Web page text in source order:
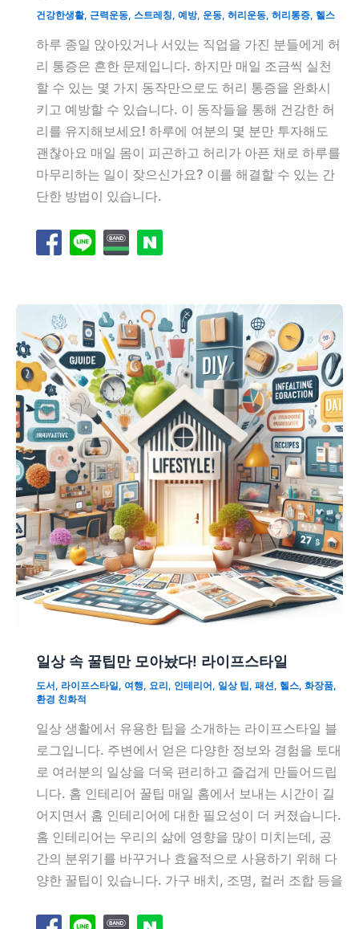
건강한생활, 근력운동, 스트레칭, 예방, 운동, 허리운동, 허리통증, 헬스
하루 종일 앉아있거나 서있는 직업을 가진 분들에게 허
리 통증은 흔한 문제입니다. 하지만 매일 조금씩 실천
할 수 있는 몇 가지 동작만으로도 허리 통증을 완화시
키고 예방할 수 있습니다. 이 동작들을 통해 건강한 허
리를 유지해보세요! 하루에 여분의 몇 분만 투자해도
괜찮아요 매일 몸이 피곤하고 허리가 아픈 채로 하루를
마무리하는 일이 잦으신가요? 이를 해결할 수 있는 간
단한 방법이 있습니다.
일상 속 꿀팁만 모아놨다! 라이프스타일
도서, 라이프스타일, 여행, 요리, 인테리어, 일상 팁, 패션, 헬스, 화장품,
환경 친화적
일상 생활에서 유용한 팁을 소개하는 라이프스타일 블
로그입니다. 주변에서 얻은 다양한 정보와 경험을 토대
로 여러분의 일상을 더욱 편리하고 즐겁게 만들어드립
니다. 홈 인테리어 꿀팁 매일 홈에서 보내는 시간이 길
어지면서 홈 인테리어에 대한 필요성이 더 커졌습니다.
홈 인테리어는 우리의 삶에 영향을 많이 미치는데, 공
간의 분위기를 바꾸거나 효율적으로 사용하기 위해 다
양한 꿀팁이 있습니다. 가구 배치, 조명, 컬러 조합 등을